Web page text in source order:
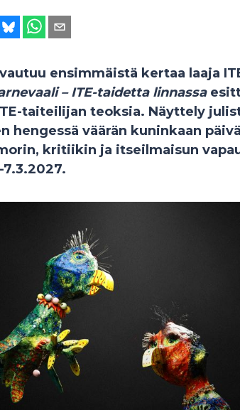
ensimmäistä kertaa laaja
– ITE-taidetta linnassa
taiteilijan teoksia. Näyttely
hengessä väärän kuninkaan
kritiikin ja itseilmaisun